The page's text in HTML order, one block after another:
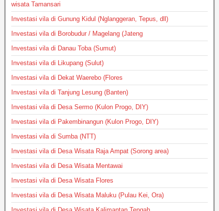
wisata Tamansari
Investasi vila di Gunung Kidul (Nglanggeran, Tepus, dll)
Investasi vila di Borobudur / Magelang (Jateng
Investasi vila di Danau Toba (Sumut)
Investasi vila di Likupang (Sulut)
Investasi vila di Dekat Waerebo (Flores
Investasi vila di Tanjung Lesung (Banten)
Investasi vila di Desa Sermo (Kulon Progo, DIY)
Investasi vila di Pakembinangun (Kulon Progo, DIY)
Investasi vila di Sumba (NTT)
Investasi vila di Desa Wisata Raja Ampat (Sorong area)
Investasi vila di Desa Wisata Mentawai
Investasi vila di Desa Wisata Flores
Investasi vila di Desa Wisata Maluku (Pulau Kei, Ora)